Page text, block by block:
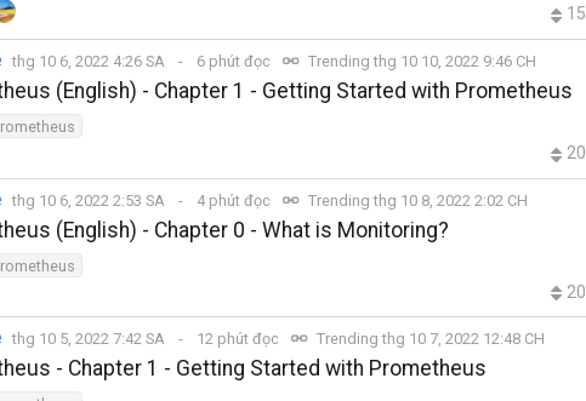
15
thg 10 6, 2022 4:26 SA 6 phút đọc Trending thg 10 10, 2022 9:46 CH
(English) - Chapter 1 - Getting Started with Prometheus
20
thg 10 6, 2022 2:53 SA 4 phút đọc Trending thg 10 8, 2022 2:02 CH
(English) - Chapter 0 - What is Monitoring?
20
thg 10 5, 2022 7:42 SA 12 phút đọc Trending thg 10 7, 2022 12:48 CH
- Chapter 1 - Getting Started with Prometheus